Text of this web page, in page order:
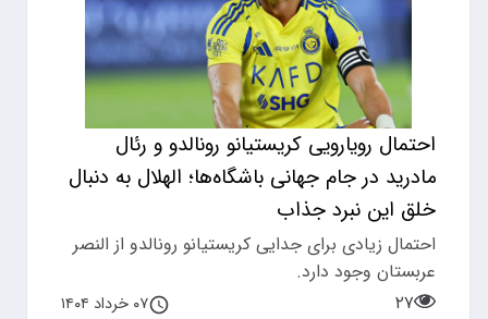
احتمال رویارویی کریستیانو رونالدو و رئال
مادرید در جام جهانی باشگاه‌ها؛ الهلال به دنبال
خلق این نبرد جذاب
احتمال زیادی برای جدایی کریستیانو رونالدو از النصر
عربستان وجود دارد.
۲۷
۰۷ خرداد ۱۴۰۴